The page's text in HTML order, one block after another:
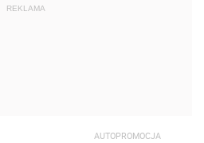
REKLAMA
AUTOPROMOCJA